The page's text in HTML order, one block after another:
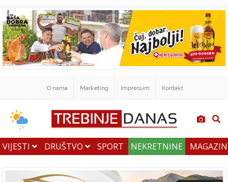
O nama Marketing Impresum Kontakt
VIJESTI DRUŠTVO SPORT NEKRETNINE